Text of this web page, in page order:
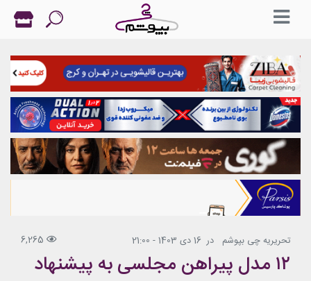
تحریریه چی بپوشم در 16 دی 1403 - 21:00 6,265
۱۲ مدل پیراهن مجلسی به پیشنهاد